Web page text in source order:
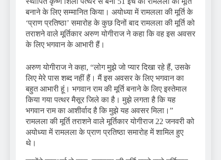
बनाने के लिए सम्मानित किया। अयोध्या में रामलला की मूर्ति के
‘प्राण प्रतिष्ठा’ समारोह के कुछ दिनों बाद रामलला की मूर्ति को
तराशने वाले मूर्तिकार अरुण योगीराज ने कहा कि वह इस अवसर
के लिए भगवान के आभारी हैं।
अरुण योगीराज ने कहा, “लोग मुझे जो प्यार दिखा रहे हैं, उसके
लिए मेरे पास शब्द नहीं हैं। मैं इस अवसर के लिए भगवान का
बहुत आभारी हूं। भगवान राम की मूर्ति बनाने के लिए इस्तेमाल
किया गया पत्थर मैसूर जिले का है। मुझे लगता है कि यह
भगवान राम का आशीर्वाद है कि मुझे यह अवसर मिला।”
रामलला की मूर्ति तराशने वाले मूर्तिकार योगीराज 22 जनवरी को
अयोध्या में रामलला के प्राण प्रतिष्ठा समारोह में शामिल हुए
थे।